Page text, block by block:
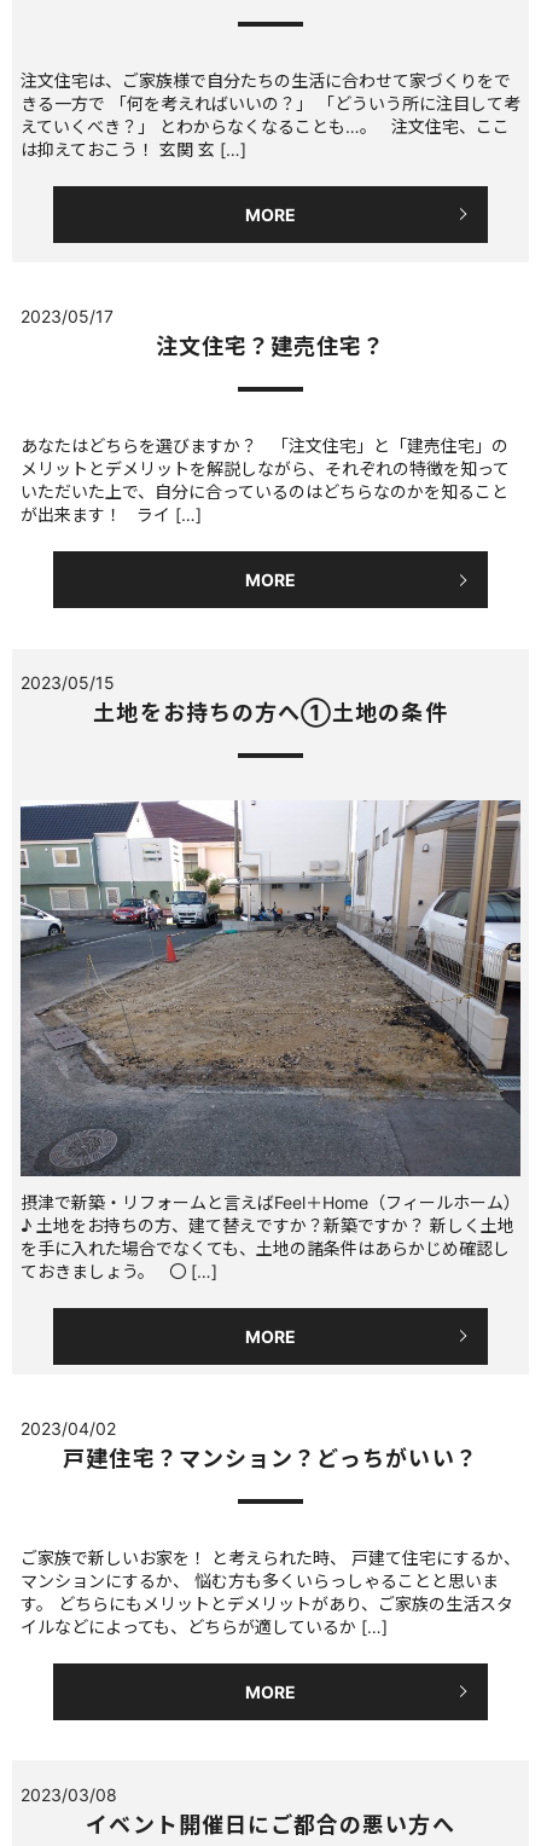
注文住宅は、ご家族様で自分たちの生活に合わせて家づくりをで
きる一方で 「何を考えればいいの？」 「どういう所に注目して考
えていくべき？」 とわからなくなることも…。 注文住宅、ここ
は抑えておこう！ 玄関 玄 […]
MORE
2023/05/17
注文住宅？建売住宅？
あなたはどちらを選びますか？ 「注文住宅」と「建売住宅」の
メリットとデメリットを解説しながら、それぞれの特徴を知って
いただいた上で、自分に合っているのはどちらなのかを知ること
が出来ます！ ライ […]
MORE
2023/05/15
土地をお持ちの方へ①土地の条件
摂津で新築・リフォームと言えばFeel＋Home（フィールホーム）
♪ 土地をお持ちの方、建て替えですか？新築ですか？ 新しく土地
を手に入れた場合でなくても、土地の諸条件はあらかじめ確認し
ておきましょう。 〇 […]
MORE
2023/04/02
戸建住宅？マンション？どっちがいい？
ご家族で新しいお家を！ と考えられた時、 戸建て住宅にするか、
マンションにするか、 悩む方も多くいらっしゃることと思いま
す。 どちらにもメリットとデメリットがあり、ご家族の生活スタ
イルなどによっても、どちらが適しているか […]
MORE
2023/03/08
イベント開催日にご都合の悪い方へ